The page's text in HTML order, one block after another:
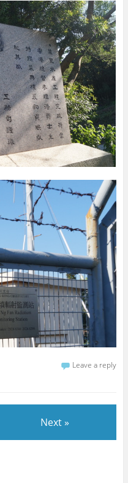
Leave a reply
Next »